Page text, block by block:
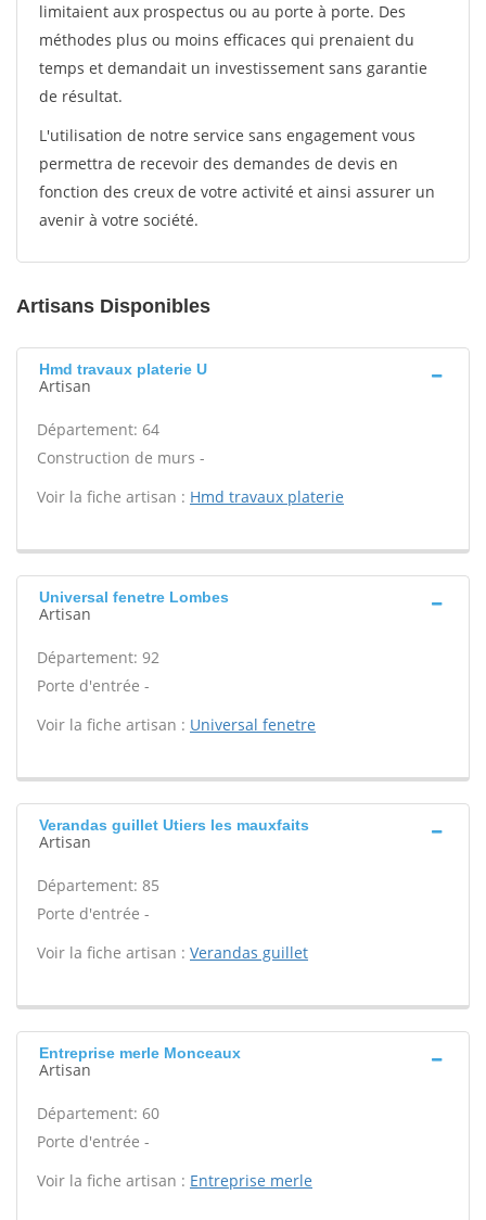
limitaient aux prospectus ou au porte à porte. Des
méthodes plus ou moins efficaces qui prenaient du
temps et demandait un investissement sans garantie
de résultat.
L'utilisation de notre service sans engagement vous
permettra de recevoir des demandes de devis en
fonction des creux de votre activité et ainsi assurer un
avenir à votre société.
Artisans Disponibles
Hmd travaux platerie U
Artisan
Département: 64
Construction de murs -
Voir la fiche artisan : Hmd travaux platerie
Universal fenetre Lombes
Artisan
Département: 92
Porte d'entrée -
Voir la fiche artisan : Universal fenetre
Verandas guillet Utiers les mauxfaits
Artisan
Département: 85
Porte d'entrée -
Voir la fiche artisan : Verandas guillet
Entreprise merle Monceaux
Artisan
Département: 60
Porte d'entrée -
Voir la fiche artisan : Entreprise merle